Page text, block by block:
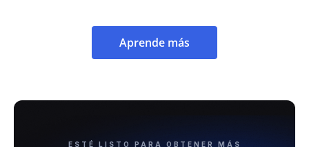
Aprende más
ESTÉ LISTO PARA OBTENER MÁS